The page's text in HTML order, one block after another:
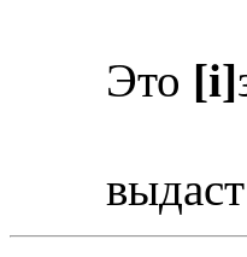
Это [i]